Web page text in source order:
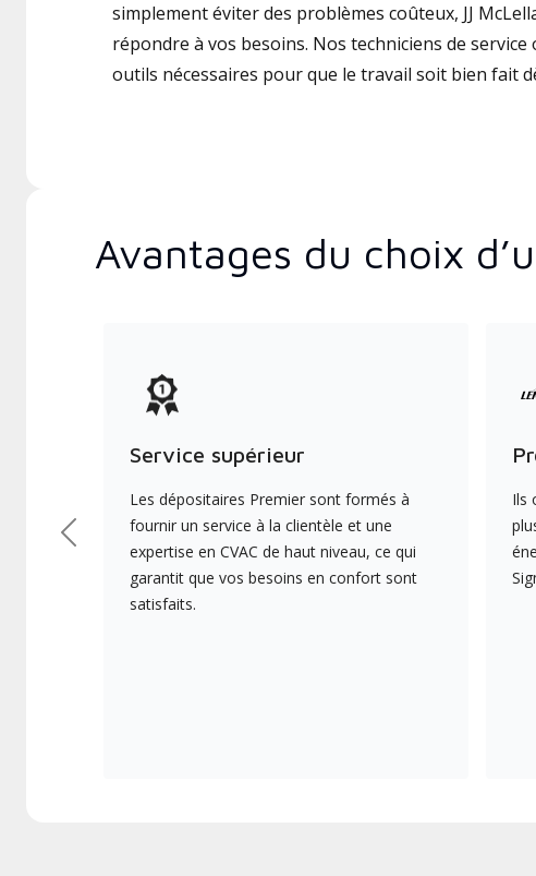
simplement éviter des problèmes coûteux, JJ
répondre à vos besoins. Nos techniciens de
outils nécessaires pour que le travail soit bien fait
Avantages du choix
Service supérieur
Les dépositaires Premier sont formés à
fournir un service à la clientèle et une
expertise en CVAC de haut niveau, ce qui
garantit que vos besoins en confort sont
satisfaits.
Ils
Précédent